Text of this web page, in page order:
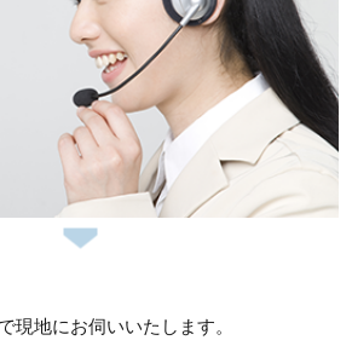
町勝田へトイレの水漏れ修理ご依頼
町へ台所蛇口故障の依頼を受けお伺
登へトイレの水漏れ修理依頼を受け
現地にお伺いいたします。